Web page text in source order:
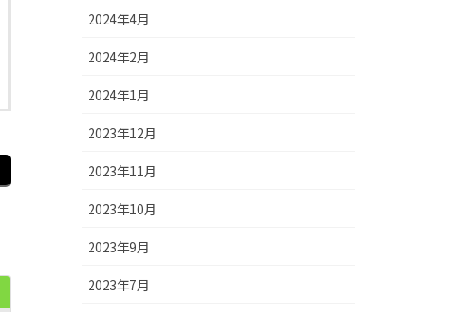
2024年4月
2024年2月
2024年1月
2023年12月
2023年11月
2023年10月
2023年9月
2023年7月